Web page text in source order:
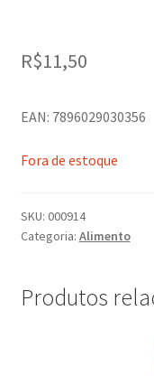
R$11,50
EAN: 7896029030356
Fora de estoque
SKU: 000914
Categoria: Alimento
Produtos